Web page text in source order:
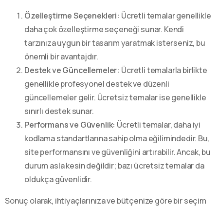
Özelleştirme Seçenekleri: Ücretli temalar genellikle
daha çok özelleştirme seçeneği sunar. Kendi
tarzınıza uygun bir tasarım yaratmak isterseniz, bu
önemli bir avantajdır.
Destek ve Güncellemeler: Ücretli temalarla birlikte
genellikle profesyonel destek ve düzenli
güncellemeler gelir. Ücretsiz temalar ise genellikle
sınırlı destek sunar.
Performans ve Güvenlik: Ücretli temalar, daha iyi
kodlama standartlarına sahip olma eğilimindedir. Bu,
site performansını ve güvenliğini artırabilir. Ancak, bu
durum asla kesin değildir; bazı ücretsiz temalar da
oldukça güvenlidir.
Sonuç olarak, ihtiyaçlarınıza ve bütçenize göre bir seçim